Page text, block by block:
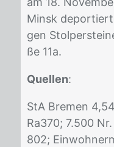
Minsk
gen
ße 11a.
Quellen:
StA Bre­men
Ra370; 7.500
802;